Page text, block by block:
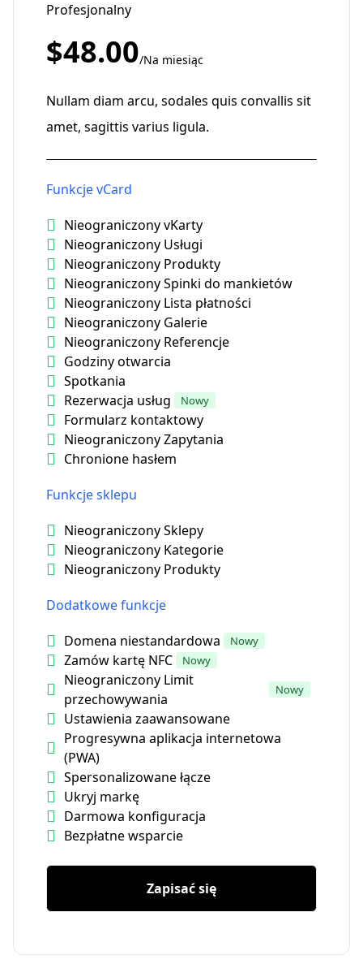
Profesjonalny
$48.00/Na miesiąc
Nullam diam arcu, sodales quis convallis sit
amet, sagittis varius ligula.
Funkcje vCard
Nieograniczony vKarty
Nieograniczony Usługi
Nieograniczony Produkty
Nieograniczony Spinki do mankietów
Nieograniczony Lista płatności
Nieograniczony Galerie
Nieograniczony Referencje
Godziny otwarcia
Spotkania
Rezerwacja usług
Nowy
Formularz kontaktowy
Nieograniczony Zapytania
Chronione hasłem
Funkcje sklepu
Nieograniczony Sklepy
Nieograniczony Kategorie
Nieograniczony Produkty
Dodatkowe funkcje
Domena niestandardowa
Nowy
Zamów kartę NFC Nowy
Nieograniczony Limit
przechowywania
Nowy
Ustawienia zaawansowane
Progresywna aplikacja internetowa
(PWA)
Spersonalizowane łącze
Ukryj markę
Darmowa konfiguracja
Bezpłatne wsparcie
Zapisać się